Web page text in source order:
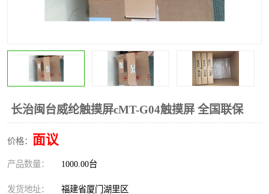
长治闽台威纶触摸屏cMT-G04触摸屏 全国联保
价格： 面议
产品数量： 1000.00台
发货地址： 福建省厦门湖里区